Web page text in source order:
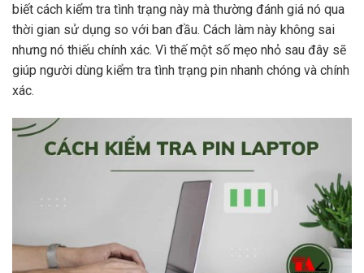
biết cách kiểm tra tình trạng này mà thường đánh giá nó qua
thời gian sử dụng so với ban đầu. Cách làm này không sai
nhưng nó thiếu chính xác. Vì thế một số mẹo nhỏ sau đây sẽ
giúp người dùng kiểm tra tình trạng pin nhanh chóng và chính
xác.